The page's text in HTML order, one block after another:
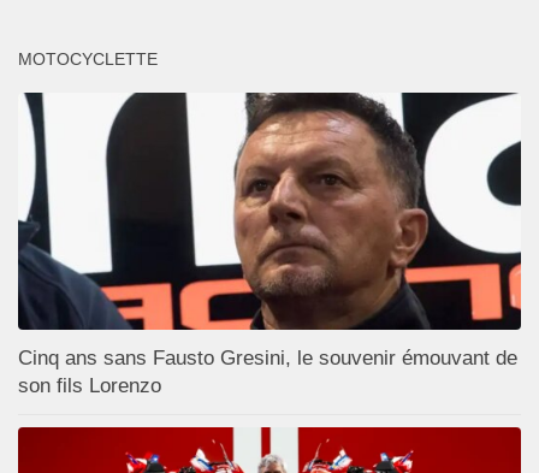
MOTOCYCLETTE
Cinq ans sans Fausto Gresini, le souvenir émouvant de
son fils Lorenzo